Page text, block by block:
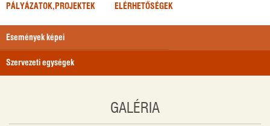
PÁLYÁZATOK, PROJEKTEK ELÉRHETŐSÉGEK
GALÉRIA
Események képei
Szervezeti egységek